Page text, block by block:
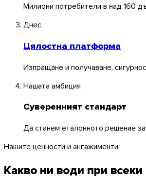
Милиони потребители в над 160
Днес
Цялостна платформа
Изпращане и получаване,
Нашата амбиция
Суверенният стандарт
Да станем еталонното решение
Нашите ценности и ангажименти
Какво ни води при